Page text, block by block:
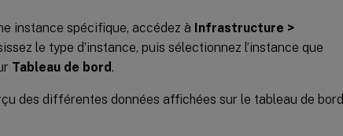
instance spécifique, accédez à Infrastructure >
le type d’instance, puis sélectionnez l’instance que
Tableau de bord .
des différentes données affichées sur le tableau de bord